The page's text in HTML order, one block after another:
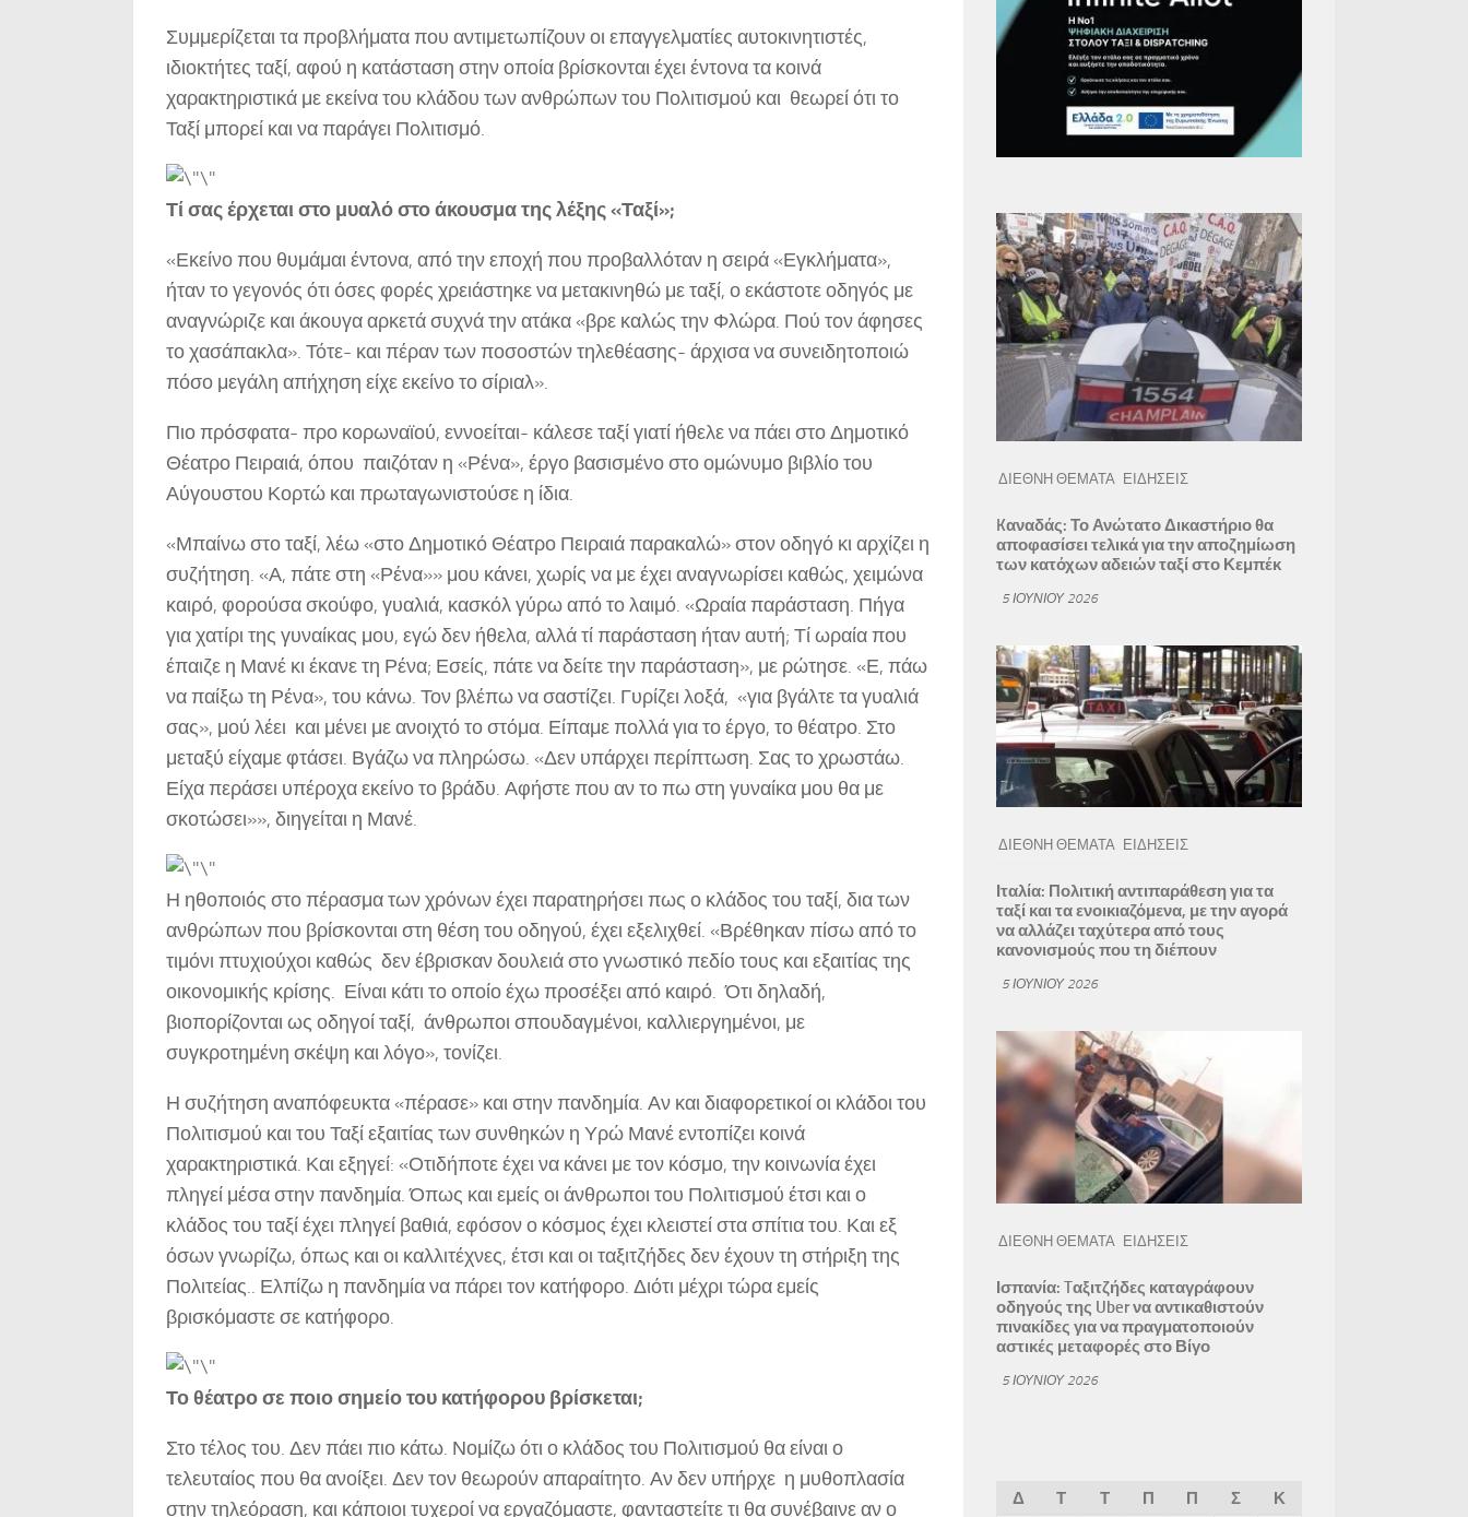
Συμμερίζεται τα προβλήματα που αντιμετωπίζουν οι επαγγελματίες αυτοκινητιστές,
ιδιοκτήτες ταξί, αφού η κατάσταση στην οποία βρίσκονται έχει έντονα τα κοινά
χαρακτηριστικά με εκείνα του κλάδου των ανθρώπων του Πολιτισμού και θεωρεί ότι το
Ταξί μπορεί και να παράγει Πολιτισμό.
Τί σας έρχεται στο μυαλό στο άκουσμα της λέξης «Ταξί»;
«Εκείνο που θυμάμαι έντονα, από την εποχή που προβαλλόταν η σειρά «Εγκλήματα»,
ήταν το γεγονός ότι όσες φορές χρειάστηκε να μετακινηθώ με ταξί, ο εκάστοτε οδηγός με
αναγνώριζε και άκουγα αρκετά συχνά την ατάκα «βρε καλώς την Φλώρα. Πού τον άφησες
το χασάπακλα». Τότε- και πέραν των ποσοστών τηλεθέασης- άρχισα να συνειδητοποιώ
πόσο μεγάλη απήχηση είχε εκείνο το σίριαλ».
Πιο πρόσφατα- προ κορωναϊού, εννοείται- κάλεσε ταξί γιατί ήθελε να πάει στο Δημοτικό
Θέατρο Πειραιά, όπου παιζόταν η «Ρένα», έργο βασισμένο στο ομώνυμο βιβλίο του
Αύγουστου Κορτώ και πρωταγωνιστούσε η ίδια.
«Μπαίνω στο ταξί, λέω «στο Δημοτικό Θέατρο Πειραιά παρακαλώ» στον οδηγό κι αρχίζει η
συζήτηση. «Α, πάτε στη «Ρένα»» μου κάνει, χωρίς να με έχει αναγνωρίσει καθώς, χειμώνα
καιρό, φορούσα σκούφο, γυαλιά, κασκόλ γύρω από το λαιμό. «Ωραία παράσταση. Πήγα
για χατίρι της γυναίκας μου, εγώ δεν ήθελα, αλλά τί παράσταση ήταν αυτή; Τί ωραία που
έπαιζε η Μανέ κι έκανε τη Ρένα; Εσείς, πάτε να δείτε την παράσταση», με ρώτησε. «Ε, πάω
να παίξω τη Ρένα», του κάνω. Τον βλέπω να σαστίζει. Γυρίζει λοξά, «για βγάλτε τα γυαλιά
σας», μού λέει και μένει με ανοιχτό το στόμα. Είπαμε πολλά για το έργο, το θέατρο. Στο
μεταξύ είχαμε φτάσει. Βγάζω να πληρώσω. «Δεν υπάρχει περίπτωση. Σας το χρωστάω.
Είχα περάσει υπέροχα εκείνο το βράδυ. Αφήστε που αν το πω στη γυναίκα μου θα με
σκοτώσει»», διηγείται η Μανέ.
Η ηθοποιός στο πέρασμα των χρόνων έχει παρατηρήσει πως ο κλάδος του ταξί, δια των
ανθρώπων που βρίσκονται στη θέση του οδηγού, έχει εξελιχθεί. «Βρέθηκαν πίσω από το
τιμόνι πτυχιούχοι καθώς δεν έβρισκαν δουλειά στο γνωστικό πεδίο τους και εξαιτίας της
οικονομικής κρίσης. Είναι κάτι το οποίο έχω προσέξει από καιρό. Ότι δηλαδή,
βιοπορίζονται ως οδηγοί ταξί, άνθρωποι σπουδαγμένοι, καλλιεργημένοι, με
συγκροτημένη σκέψη και λόγο», τονίζει.
Η συζήτηση αναπόφευκτα «πέρασε» και στην πανδημία. Αν και διαφορετικοί οι κλάδοι του
Πολιτισμού και του Ταξί εξαιτίας των συνθηκών η Υρώ Μανέ εντοπίζει κοινά
χαρακτηριστικά. Και εξηγεί: «Οτιδήποτε έχει να κάνει με τον κόσμο, την κοινωνία έχει
πληγεί μέσα στην πανδημία. Όπως και εμείς οι άνθρωποι του Πολιτισμού έτσι και ο
κλάδος του ταξί έχει πληγεί βαθιά, εφόσον ο κόσμος έχει κλειστεί στα σπίτια του. Και εξ
όσων γνωρίζω, όπως και οι καλλιτέχνες, έτσι και οι ταξιτζήδες δεν έχουν τη στήριξη της
Πολιτείας.. Ελπίζω η πανδημία να πάρει τον κατήφορο. Διότι μέχρι τώρα εμείς
βρισκόμαστε σε κατήφορο.
Το θέατρο σε ποιο σημείο του κατήφορου βρίσκεται;
Στο τέλος του. Δεν πάει πιο κάτω. Νομίζω ότι ο κλάδος του Πολιτισμού θα είναι ο
τελευταίος που θα ανοίξει. Δεν τον θεωρούν απαραίτητο. Αν δεν υπήρχε η μυθοπλασία
στην τηλεόραση, και κάποιοι τυχεροί να εργαζόμαστε, φανταστείτε τι θα συνέβαινε αν ο
ΔΙΕΘΝΗ ΘΕΜΑΤΑ ΕΙΔΗΣΕΙΣ
Kαναδάς: Το Ανώτατο Δικαστήριο θα
αποφασίσει τελικά για την αποζημίωση
των κατόχων αδειών ταξί στο Κεμπέκ
5 ΙΟΥΝΊΟΥ 2026
ΔΙΕΘΝΗ ΘΕΜΑΤΑ ΕΙΔΗΣΕΙΣ
Ιταλία: Πολιτική αντιπαράθεση για τα
ταξί και τα ενοικιαζόμενα, με την αγορά
να αλλάζει ταχύτερα από τους
κανονισμούς που τη διέπουν
5 ΙΟΥΝΊΟΥ 2026
ΔΙΕΘΝΗ ΘΕΜΑΤΑ ΕΙΔΗΣΕΙΣ
Ισπανία: Tαξιτζήδες καταγράφουν
οδηγούς της Uber να αντικαθιστούν
πινακίδες για να πραγματοποιούν
αστικές μεταφορές στο Βίγο
5 ΙΟΥΝΊΟΥ 2026
Δ Τ Τ Π Π Σ
Κ